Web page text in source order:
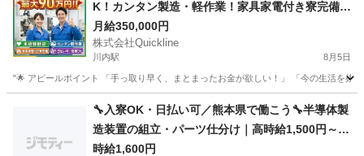
K！カンタン製造・軽作業！家具家電付き寮完備
🏠
月給350,000円
株式会社Quickline
川内駅 8月5日
"🌟 アピールポイント 「手っ取り早く、まとまったお金が欲しい！」 「今の生活を抜
鹿児島市 川内駅 工場 時給
🔧入寮OK・日払い可／熊本県で働こう🔧半導体製
造装置の組立・パーツ仕分け｜高時給1,500円～1,
700円｜日払いOK｜土日祝休み｜熊本県菊池市
時給1,600円